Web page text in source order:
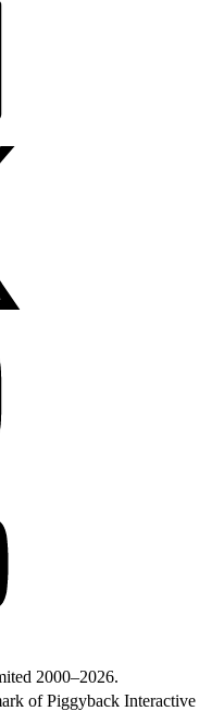
2000–2026.
of Piggyback Interactive